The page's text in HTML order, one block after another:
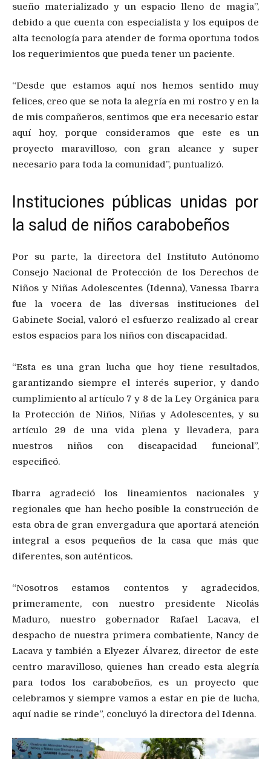
sueño materializado y un espacio lleno de magia”,
debido a que cuenta con especialista y los equipos de
alta tecnología para atender de forma oportuna todos
los requerimientos que pueda tener un paciente.
“Desde que estamos aquí nos hemos sentido muy
felices, creo que se nota la alegría en mi rostro y en la
de mis compañeros, sentimos que era necesario estar
aquí hoy, porque consideramos que este es un
proyecto maravilloso, con gran alcance y super
necesario para toda la comunidad”, puntualizó.
Instituciones públicas unidas por
la salud de niños carabobeños
Por su parte, la directora del Instituto Autónomo
Consejo Nacional de Protección de los Derechos de
Niños y Niñas Adolescentes (Idenna), Vanessa Ibarra
fue la vocera de las diversas instituciones del
Gabinete Social, valoró el esfuerzo realizado al crear
estos espacios para los niños con discapacidad.
“Esta es una gran lucha que hoy tiene resultados,
garantizando siempre el interés superior, y dando
cumplimiento al artículo 7 y 8 de la Ley Orgánica para
la Protección de Niños, Niñas y Adolescentes, y su
artículo 29 de una vida plena y llevadera, para
nuestros niños con discapacidad funcional”,
especificó.
Ibarra agradeció los lineamientos nacionales y
regionales que han hecho posible la construcción de
esta obra de gran envergadura que aportará atención
integral a esos pequeños de la casa que más que
diferentes, son auténticos.
“Nosotros estamos contentos y agradecidos,
primeramente, con nuestro presidente Nicolás
Maduro, nuestro gobernador Rafael Lacava, el
despacho de nuestra primera combatiente, Nancy de
Lacava y también a Elyezer Álvarez, director de este
centro maravilloso, quienes han creado esta alegría
para todos los carabobeños, es un proyecto que
celebramos y siempre vamos a estar en pie de lucha,
aquí nadie se rinde”, concluyó la directora del Idenna.